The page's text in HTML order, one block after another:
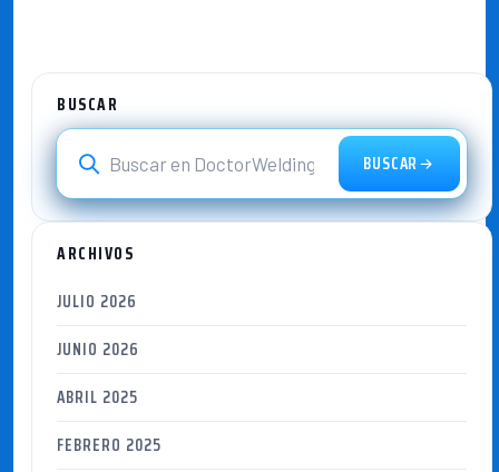
BUSCAR
BUSCAR
ARCHIVOS
JULIO 2026
JUNIO 2026
ABRIL 2025
FEBRERO 2025